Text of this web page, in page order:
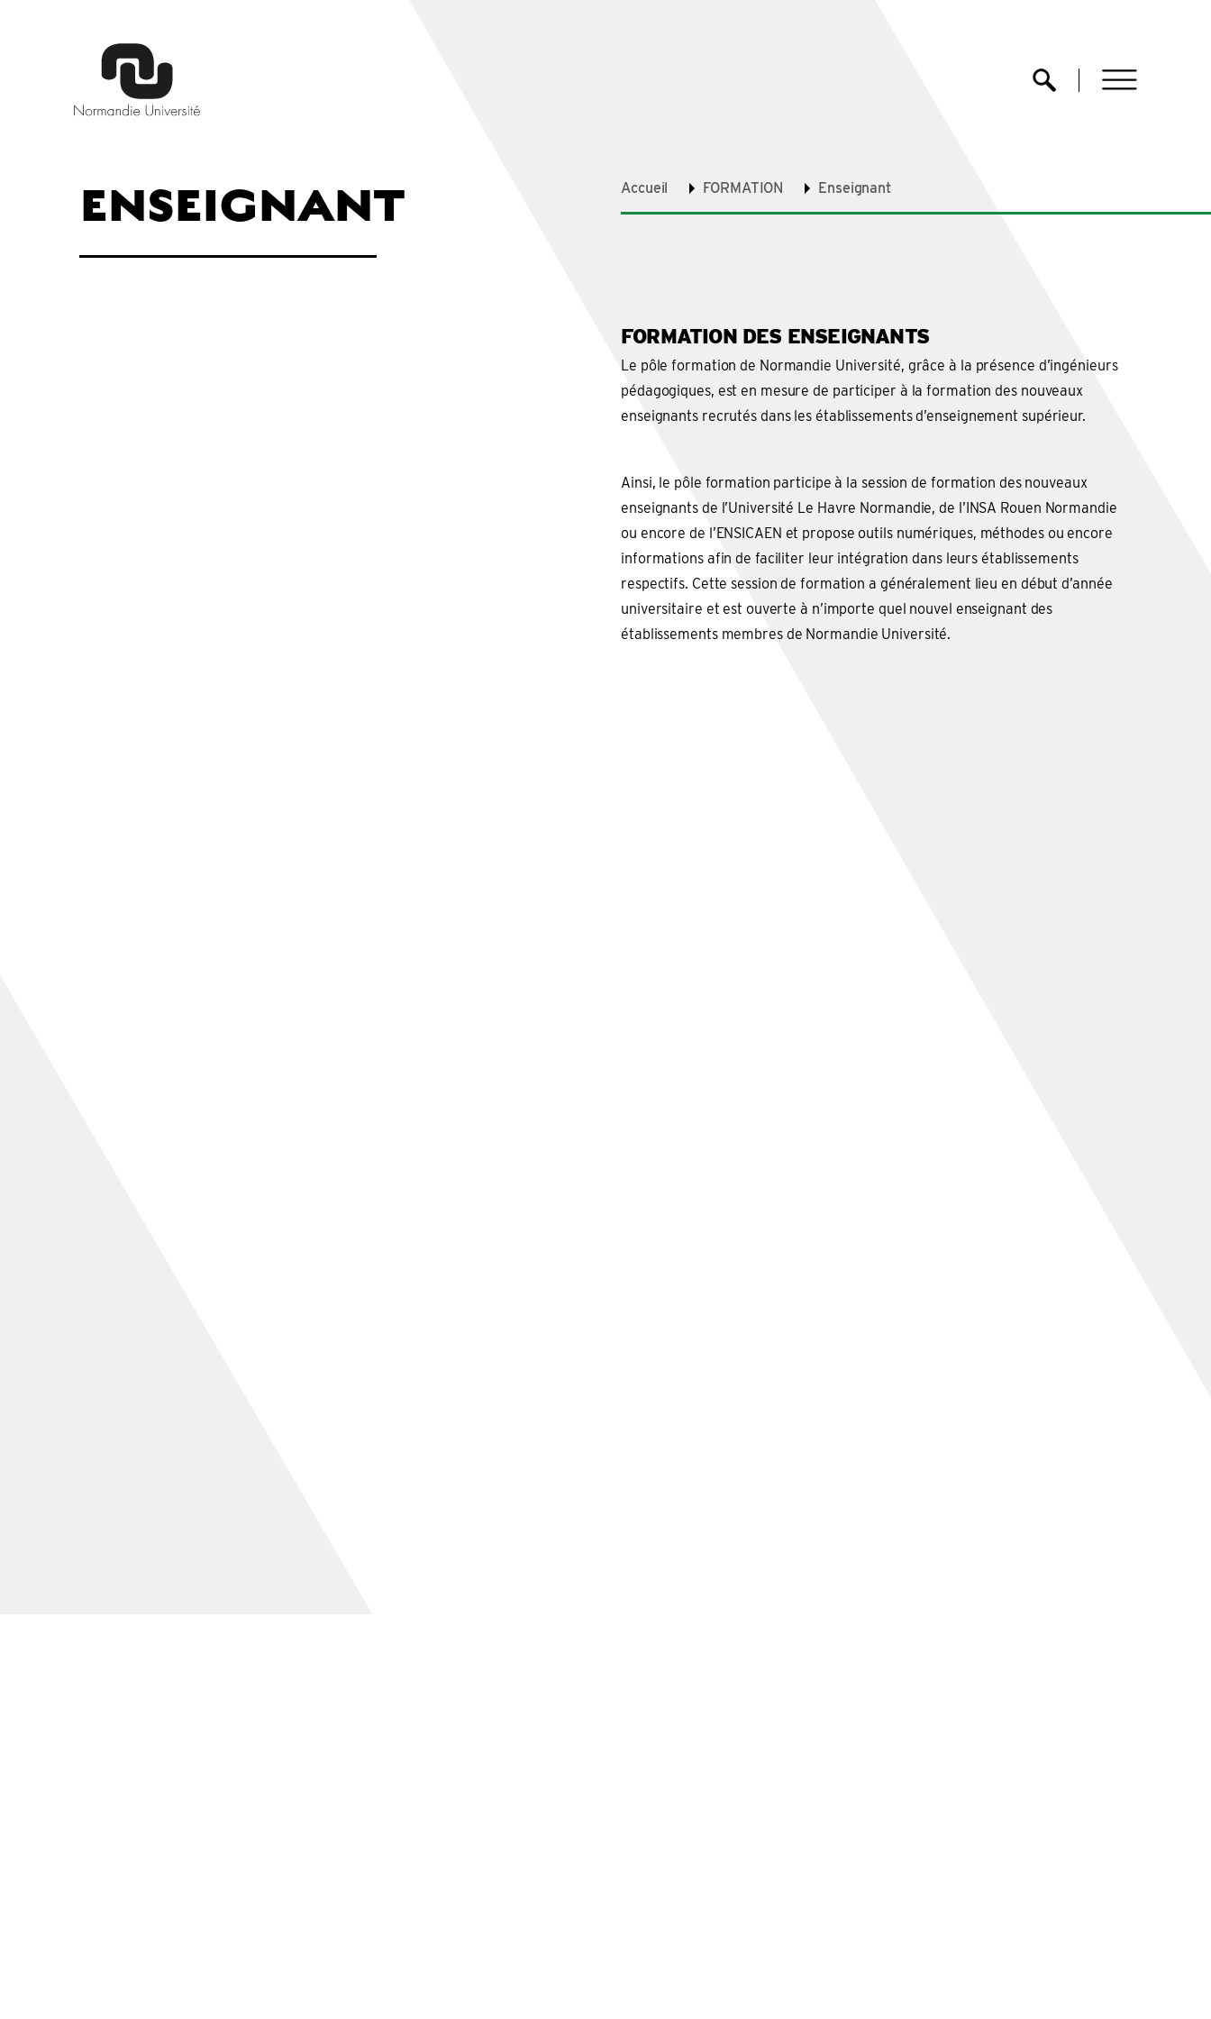
menu
ENSEIGNANT Accueil FORMATION Enseignant
FORMATION DES ENSEIGNANTS
Le pôle formation de Normandie Université, grâce à la présence d’ingénieurs
pédagogiques, est en mesure de participer à la formation des nouveaux
enseignants recrutés dans les établissements d’enseignement supérieur.
Ainsi, le pôle formation participe à la session de formation des nouveaux
enseignants de l’Université Le Havre Normandie, de l’INSA Rouen Normandie
ou encore de l’ENSICAEN et propose outils numériques, méthodes ou encore
informations afin de faciliter leur intégration dans leurs établissements
respectifs. Cette session de formation a généralement lieu en début d’année
universitaire et est ouverte à n’importe quel nouvel enseignant des
établissements membres de Normandie Université.